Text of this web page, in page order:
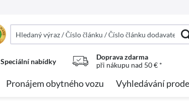
Speciální nabídky
Doprava zdarma
při nákupu nad 50 € *
Pronájem obytného vozu Vyhledávání